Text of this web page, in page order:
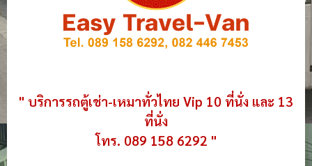
" บริการรถตู้เช่า-เหมาทั่วไทย Vip 10 ที่นั่ง และ 13
ที่นั่ง
โทร. 089 158 6292 "